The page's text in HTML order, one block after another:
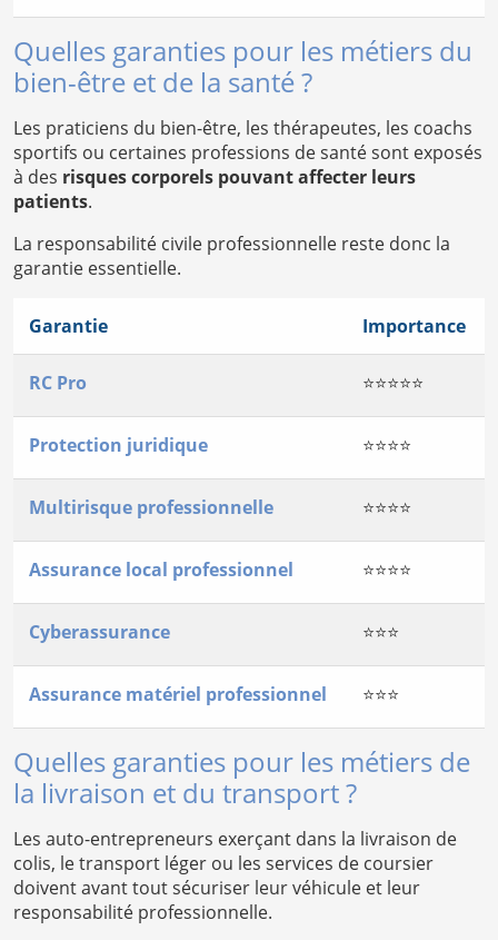
Quelles garanties pour les métiers du
bien-être et de la santé ?
Les praticiens du bien-être, les thérapeutes, les coachs
sportifs ou certaines professions de santé sont exposés
à des risques corporels pouvant affecter leurs
patients.
La responsabilité civile professionnelle reste donc la
garantie essentielle.
Garantie Importance
RC Pro ⭐⭐⭐⭐⭐
Protection juridique ⭐⭐⭐⭐
Multirisque professionnelle ⭐⭐⭐⭐
Assurance local professionnel ⭐⭐⭐⭐
Cyberassurance ⭐⭐⭐
Assurance matériel professionnel ⭐⭐⭐
Quelles garanties pour les métiers de
la livraison et du transport ?
Les auto-entrepreneurs exerçant dans la livraison de
colis, le transport léger ou les services de coursier
doivent avant tout sécuriser leur véhicule et leur
responsabilité professionnelle.